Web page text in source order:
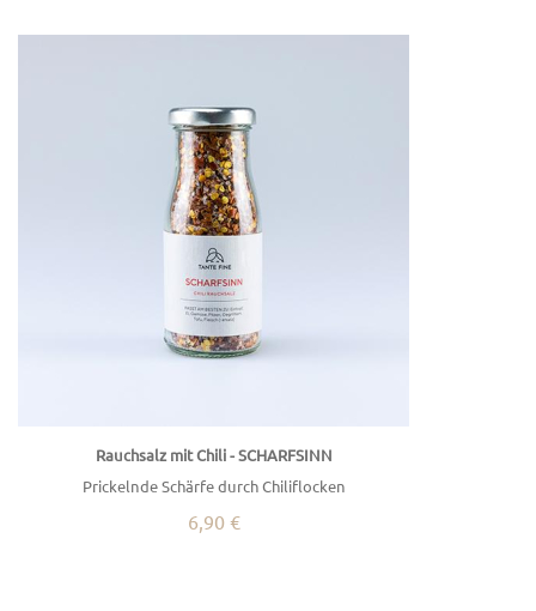
Rauchsalz mit Chili - SCHARFSINN
Prickelnde Schärfe durch Chiliflocken
6,90 €